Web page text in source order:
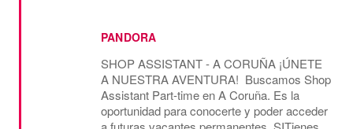
PANDORA
SHOP ASSISTANT - A CORUÑA ¡ÚNETE
A NUESTRA AVENTURA! Buscamos Shop
Assistant Part-time en A Coruña. Es la
oportunidad para conocerte y poder acceder